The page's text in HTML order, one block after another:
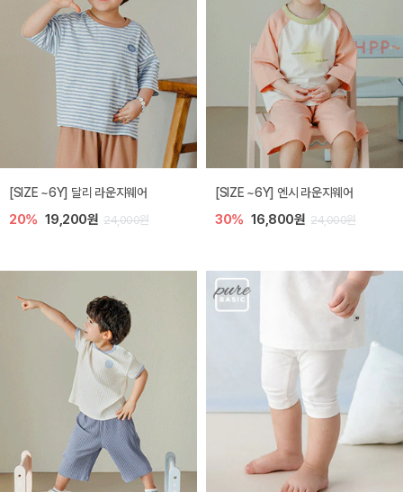
[SIZE ~6Y] 달리 라운지웨어
20% 19,200원 24,000원
[SIZE ~6Y] 엔시 라운지웨어
30% 16,800원 24,000원